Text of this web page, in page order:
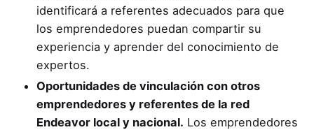
identificará a referentes adecuados para que
los emprendedores puedan compartir su
experiencia y aprender del conocimiento de
expertos.
Oportunidades de vinculación con otros
emprendedores y referentes de la red
Endeavor local y nacional. Los emprendedores